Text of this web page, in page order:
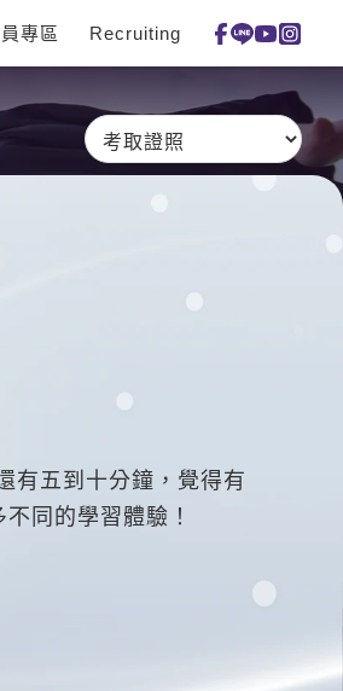
日語
一對一家教
企業訓練
專區 Recruiting
有五到十分鐘，覺得有
同的學習體驗！